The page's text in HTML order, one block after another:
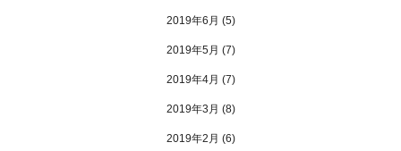
2019年6月 (5)
2019年5月 (7)
2019年4月 (7)
2019年3月 (8)
2019年2月 (6)